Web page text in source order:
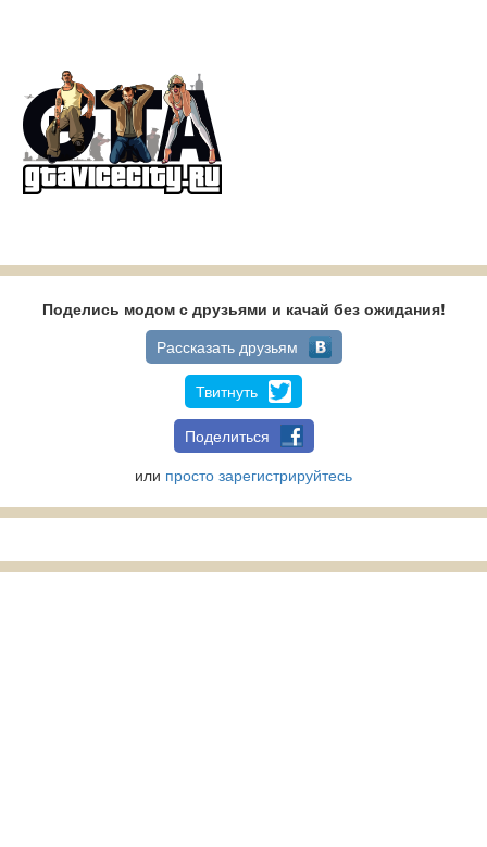
Поделись модом с друзьями и качай без ожидания!
Рассказать друзьям
Твитнуть
Поделиться
или просто зарегистрируйтесь